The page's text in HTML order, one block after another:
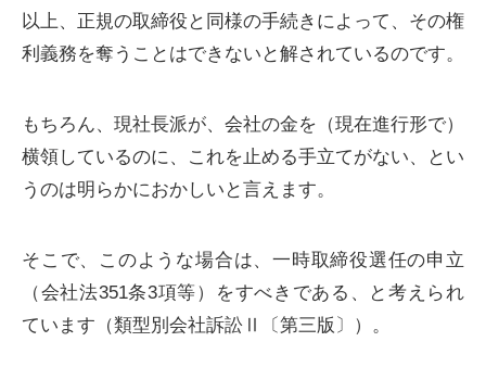
以上、正規の取締役と同様の手続きによって、その権
利義務を奪うことはできないと解されているのです。
もちろん、現社長派が、会社の金を（現在進行形で）
横領しているのに、これを止める手立てがない、とい
うのは明らかにおかしいと言えます。
そこで、このような場合は、一時取締役選任の申立
（会社法351条3項等）をすべきである、と考えられ
ています（類型別会社訴訟Ⅱ〔第三版〕）。